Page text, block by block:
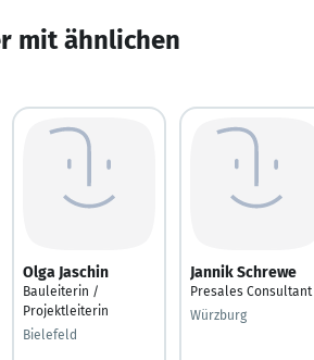
mit ähnlichen
Olga Jaschin
Bauleiterin /
Projektleiterin
Bielefeld
Jannik Schrewe
Presales Consultant
Würzburg